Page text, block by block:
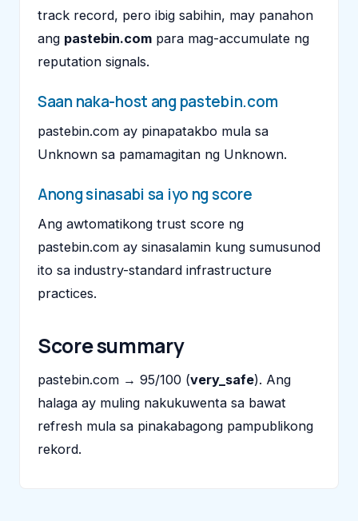
track record, pero ibig sabihin, may panahon
ang pastebin.com para mag-accumulate ng
reputation signals.
Saan naka-host ang pastebin.com
pastebin.com ay pinapatakbo mula sa
Unknown sa pamamagitan ng Unknown.
Anong sinasabi sa iyo ng score
Ang awtomatikong trust score ng
pastebin.com ay sinasalamin kung sumusunod
ito sa industry-standard infrastructure
practices.
Score summary
pastebin.com → 95/100 (very_safe). Ang
halaga ay muling nakukuwenta sa bawat
refresh mula sa pinakabagong pampublikong
rekord.